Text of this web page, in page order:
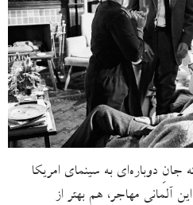
دوباره‌ای به سینمای امریکا
آلمانیِ مهاجر، هم بهتر از